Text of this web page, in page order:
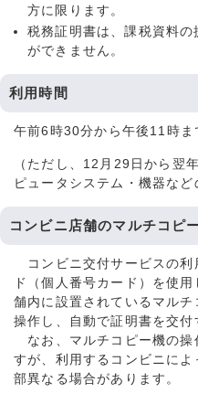
方に限ります。
税務証明書は、課税資料の
ができません。
利用時間
午前6時30分から午後11時ま
（ただし、12月29日から翌
ピュータシステム・機器など
コンビニ店舗のマルチコピ
コンビニ交付サービスの利
ド（個人番号カード）を使
舗内に設置されているマル
操作し、自動で証明書を交付
なお、マルチコピー機の操
すが、利用するコンビニに
部異なる場合があります。